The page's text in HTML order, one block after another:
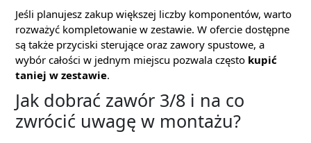
Jeśli planujesz zakup większej liczby komponentów, warto
rozważyć kompletowanie w zestawie. W ofercie dostępne
są także przyciski sterujące oraz zawory spustowe, a
wybór całości w jednym miejscu pozwala często kupić
taniej w zestawie.
Jak dobrać zawór 3/8 i na co
zwrócić uwagę w montażu?